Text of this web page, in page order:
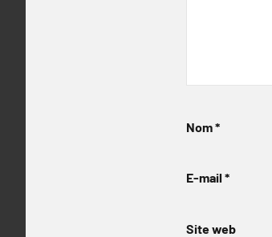
Nom*
E-mail *
Site web